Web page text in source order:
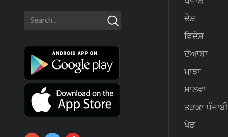
ਦੇਸ਼
ਵਿਦੇਸ਼
ਦੋਆਬਾ
ਮਾਝਾ
ਮਾਲਵਾ
ਤੜਕਾ ਪੰਜਾਬੀ
ਖੇਡ